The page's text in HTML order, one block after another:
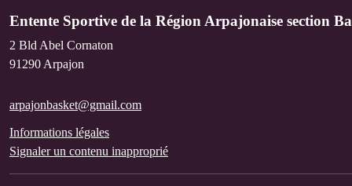
Entente Sportive de la Région Arpajonaise section
2 Bld Abel Cornaton
91290 Arpajon
arpajonbasket@gmail.com
Informations légales
Signaler un contenu inapproprié